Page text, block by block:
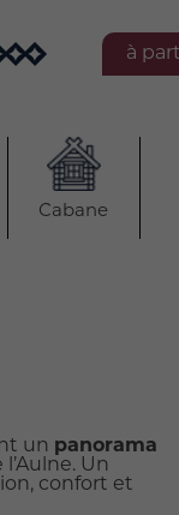
à
Cabane
un panorama
Un
confort et